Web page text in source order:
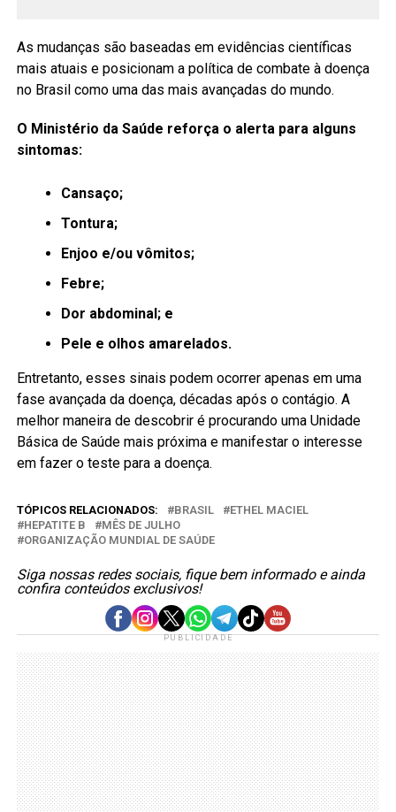
As mudanças são baseadas em evidências científicas
mais atuais e posicionam a política de combate à doença
no Brasil como uma das mais avançadas do mundo.
O Ministério da Saúde reforça o alerta para alguns
sintomas:
Cansaço;
Tontura;
Enjoo e/ou vômitos;
Febre;
Dor abdominal; e
Pele e olhos amarelados.
Entretanto, esses sinais podem ocorrer apenas em uma
fase avançada da doença, décadas após o contágio. A
melhor maneira de descobrir é procurando uma Unidade
Básica de Saúde mais próxima e manifestar o interesse
em fazer o teste para a doença.
TÓPICOS RELACIONADOS: BRASIL
ETHEL MACIEL
HEPATITE B
MÊS DE JULHO
ORGANIZAÇÃO MUNDIAL DE SAÚDE
Siga nossas redes sociais, fique bem informado e ainda
confira conteúdos exclusivos!
PUBLICIDADE